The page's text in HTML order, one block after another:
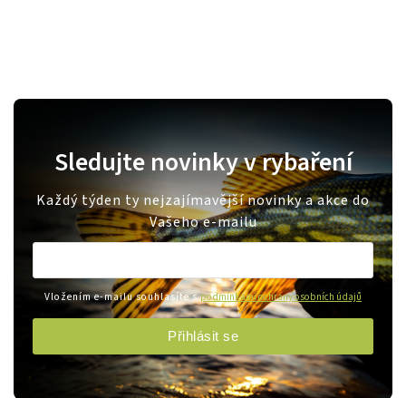
Sledujte novinky v rybaření
Každý týden ty nejzajímavější novinky a akce do
Vašeho e-mailu
Vložením e-mailu souhlasíte spodmínkami ochrany osobních údajů
Přihlásit se